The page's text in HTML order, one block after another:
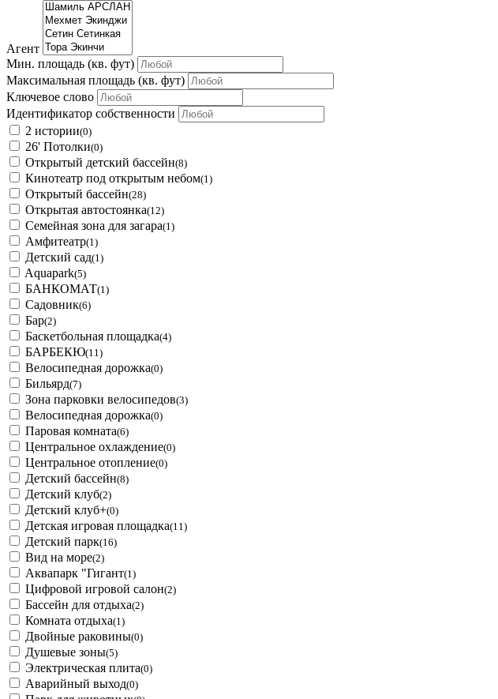
Агент
Мин. площадь (кв. фут)
Максимальная площадь (кв. фут)
Ключевое слово
Идентификатор собственности
2 истории(0)
26' Потолки(0)
Открытый детский бассейн(8)
Кинотеатр под открытым небом(1)
Открытый бассейн(28)
Открытая автостоянка(12)
Семейная зона для загара(1)
Амфитеатр(1)
Детский сад(1)
Aquapark(5)
БАНКОМАТ(1)
Садовник(6)
Бар(2)
Баскетбольная площадка(4)
БАРБЕКЮ(11)
Велосипедная дорожка(0)
Бильярд(7)
Зона парковки велосипедов(3)
Велосипедная дорожка(0)
Паровая комната(6)
Центральное охлаждение(0)
Центральное отопление(0)
Детский бассейн(8)
Детский клуб(2)
Детский клуб+(0)
Детская игровая площадка(11)
Детский парк(16)
Вид на море(2)
Аквапарк "Гигант(1)
Цифровой игровой салон(2)
Бассейн для отдыха(2)
Комната отдыха(1)
Двойные раковины(0)
Душевые зоны(5)
Электрическая плита(0)
Аварийный выход(0)